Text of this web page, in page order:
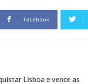
Facebook
Lisboa e vence as